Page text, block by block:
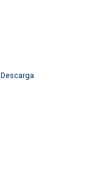
Descarga